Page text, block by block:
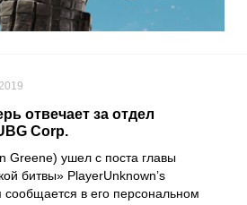
отвечает за отдел
Corp.
Greene) ушел с поста главы
битвы» PlayerUnknown’s
в его персональном